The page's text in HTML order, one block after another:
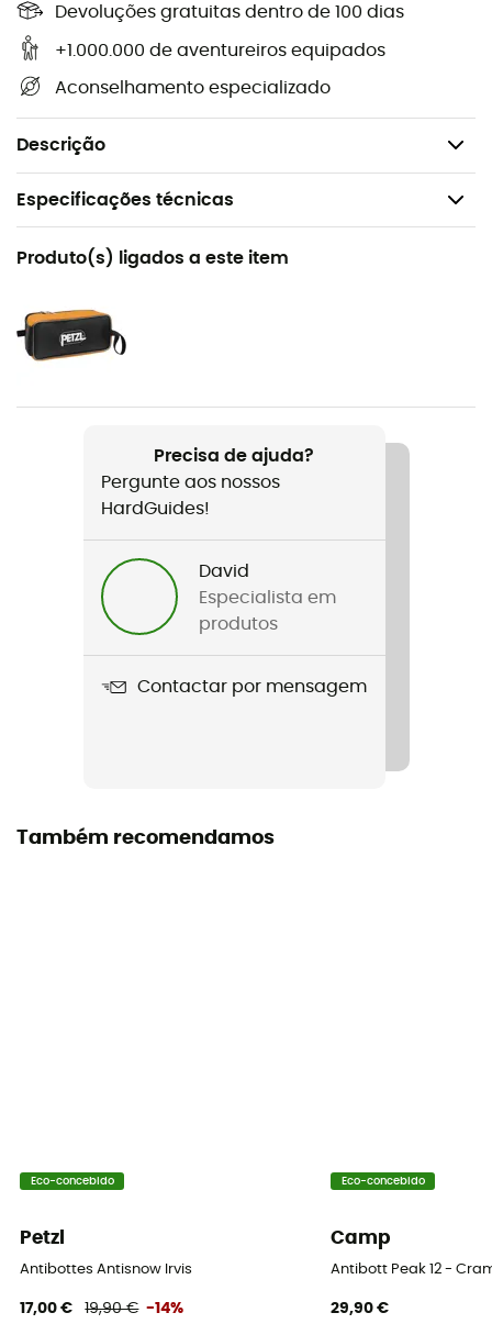
Devoluções gratuitas dentro de 100 dias
+1.000.000 de aventureiros equipados
Aconselhamento especializado
Descrição
independentemente do estado da neve.
Grande durabilidade.
Adaptável nos crampons LEOPARD FL e LEOPARD
Produto entregue em par.
Especificações técnicas
Recomendado para
Alpinismo
Nome do produto
Leopard
Garantia do fabricante
Origem Europeia Garantida
Consultar o folheto informativo
Produto(s) ligados a este item
Precisa de ajuda?
Pergunte aos nossos
HardGuides!
David
Especialista em
produtos
Contactar por mensagem
Também recomendamos
Eco-concebido
Petzl
Antibottes Antisnow Irvis
17,00 € 19,90 € -14%
Eco-concebido
Camp
Antibott Peak 12 -
29,90 €